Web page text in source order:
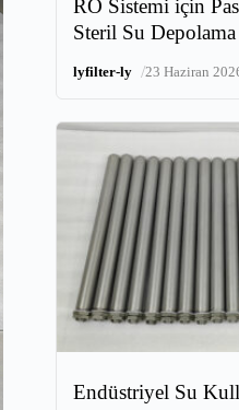
RO Sistemi için
Steril Su Depolama
lyfilter-ly /23 Haziran
Endüstriyel Su